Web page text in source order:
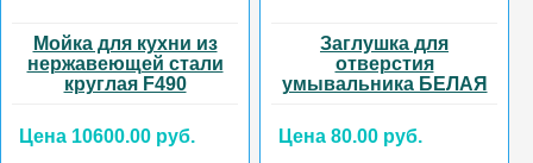
Мойка для кухни из
нержавеющей стали
круглая F490
Цена 10600.00 руб.
Заглушка для
отверстия
умывальника БЕЛАЯ
Цена 80.00 руб.